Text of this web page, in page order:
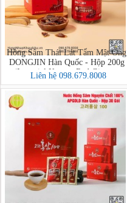
Hồng Sâm Thái Lát Tẩm Mật Ong
DONGJIN Hàn Quốc - Hộp 200g
(Imperial Korean Red Ginseng
Honey Sliced PREMIUM)
Liên hệ 098.679.8008